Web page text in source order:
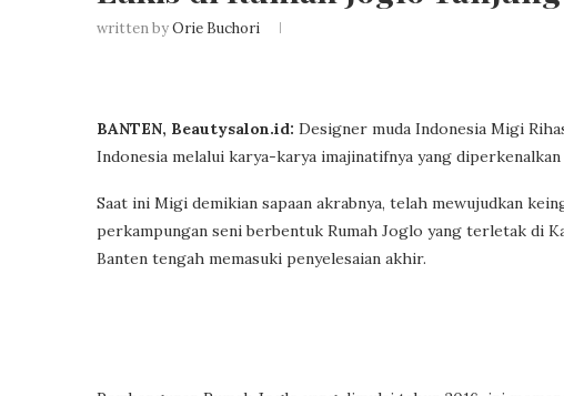
written byOrie Buchori
BANTEN, Beautysalon.id: Designer muda Indonesia Migi
Indonesia melalui karya-karya imajinatifnya yang
Saat ini Migi demikian sapaan akrabnya, telah mewujudkan
perkampungan seni berbentuk Rumah Joglo yang terletak di
Banten tengah memasuki penyelesaian akhir.